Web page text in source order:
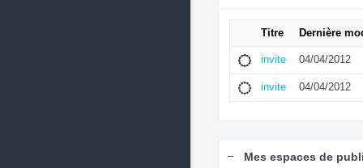
Titre Dernière
invite 04/04/2012
invite 04/04/2012
Mes espaces de